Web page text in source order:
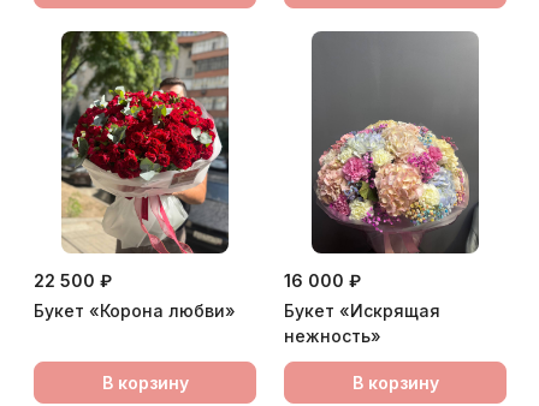
22 500 ₽
Букет «Корона любви»
В корзину
16 000 ₽
Букет «Искрящая
нежность»
В корзину